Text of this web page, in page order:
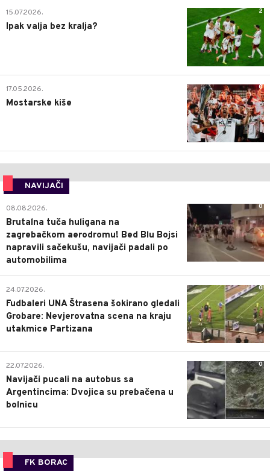
2
15.07.2026.
Ipak valja bez kralja?
0
17.05.2026.
Mostarske kiše
NAVIJAČI
0
08.08.2026.
Brutalna tuča huligana na
zagrebačkom aerodromu! Bed Blu Bojsi
napravili sačekušu, navijači padali po
automobilima
0
24.07.2026.
Fudbaleri UNA Štrasena šokirano gledali
Grobare: Nevjerovatna scena na kraju
utakmice Partizana
0
22.07.2026.
Navijači pucali na autobus sa
Argentincima: Dvojica su prebačena u
bolnicu
FK BORAC